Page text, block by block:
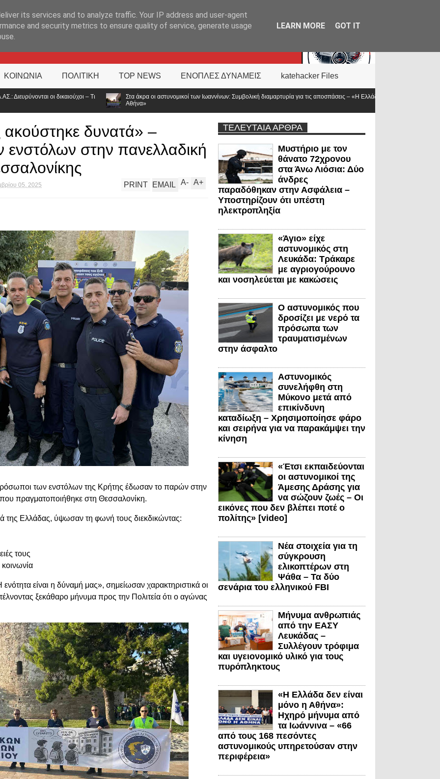
ΚΟΙΝΩΝΙΑ ΠΟΛΙΤΙΚΗ TOP NEWS ΕΝΟΠΛΕΣ ΔΥΝΑΜΕΙΣ katehacker Files
Στα άκρα οι αστυνομικοί των Ιωαννίνων: Συμβολική διαμαρτυρία για τις αποσπάσεις – «Η Ελλάδα δεν είναι μόνο η
Νέα ΚΥΑ για το επίδομα των
δυνατά» –
στην πανελλαδική
05, 2025 A+
A-
PRINT EMAIL
των ενστόλων της Κρήτης έδωσαν το παρών στην
πραγματοποιήθηκε στη Θεσσαλονίκη.
της Ελλάδας, ύψωσαν τη φωνή τους διεκδικώντας:
τους
είναι η δύναμή μας», σημείωσαν χαρακτηριστικά οι
ξεκάθαρο μήνυμα προς την Πολιτεία ότι ο αγώνας
ΤΕΛΕΥΤΑΙΑ ΑΡΘΡΑ
Μυστήριο με τον
θάνατο 72χρονου
στα Άνω Λιόσια: Δύο
άνδρες
παραδόθηκαν στην Ασφάλεια –
Υποστηρίζουν ότι υπέστη
ηλεκτροπληξία
«Άγιο» είχε
αστυνομικός στη
Λευκάδα: Τράκαρε
με αγριογούρουνο
και νοσηλεύεται με κακώσεις
Ο αστυνομικός που
δροσίζει με νερό τα
πρόσωπα των
τραυματισμένων
στην άσφαλτο
Αστυνομικός
συνελήφθη στη
Μύκονο μετά από
επικίνδυνη
καταδίωξη – Χρησιμοποίησε φάρο
και σειρήνα για να παρακάμψει την
κίνηση
«Έτσι εκπαιδεύονται
οι αστυνομικοί της
Άμεσης Δράσης για
να σώζουν ζωές – Οι
εικόνες που δεν βλέπει ποτέ ο
πολίτης» [video]
Νέα στοιχεία για τη
σύγκρουση
ελικοπτέρων στη
Ψάθα – Τα δύο
σενάρια του ελληνικού FBI
Μήνυμα ανθρωπιάς
από την ΕΑΣΥ
Λευκάδας –
Συλλέγουν τρόφιμα
και υγειονομικό υλικό για τους
πυρόπληκτους
«Η Ελλάδα δεν είναι
μόνο η Αθήνα»:
Ηχηρό μήνυμα από
τα Ιωάννινα – «66
από τους 168 πεσόντες
αστυνομικούς υπηρετούσαν στην
περιφέρεια»
its services and to analyze traffic. Your IP address and user-agent
and security metrics to ensure quality of service, generate usage
LEARN MORE GOT IT